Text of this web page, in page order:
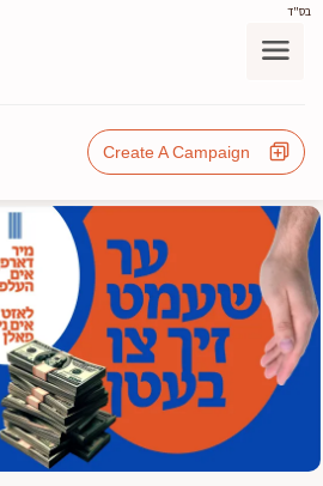
בס"ד
Create A Campaign